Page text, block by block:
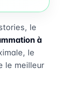
le
à
le
le meilleur